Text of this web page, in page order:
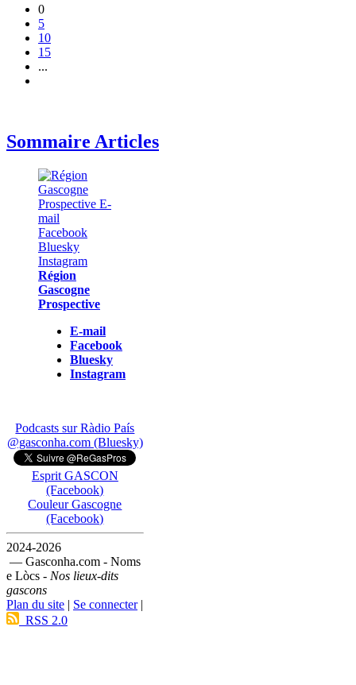
0
5
10
15
...
Sommaire Articles
Région
Gascogne
Prospective
E-mail
Facebook
Bluesky
Instagram
Podcasts sur Ràdio País
@gasconha.com (Bluesky)
Esprit GASCON
(Facebook)
Couleur Gascogne
(Facebook)
2024-2026
— Gasconha.com - Noms
e Lòcs - Nos lieux-dits
gascons
Plan du site | Se connecter|
RSS 2.0